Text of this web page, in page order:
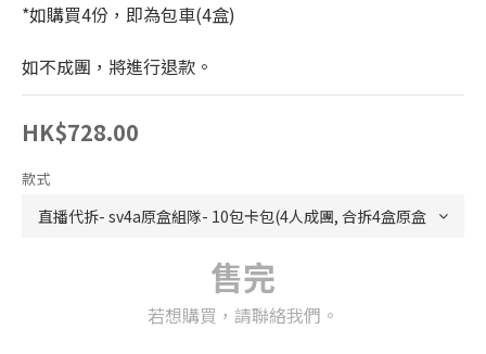
*如購買4份，即為包車(4盒)
如不成團，將進行退款。
HK$728.00
款式
售完
若想購買，請聯絡我們。